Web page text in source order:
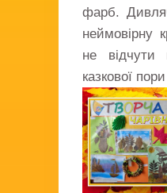
фарб.
неймовірну
не відчути
казкової